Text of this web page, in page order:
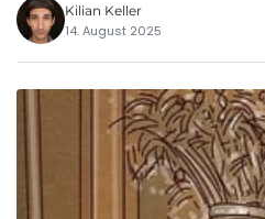
Kilian Keller
14. August 2025